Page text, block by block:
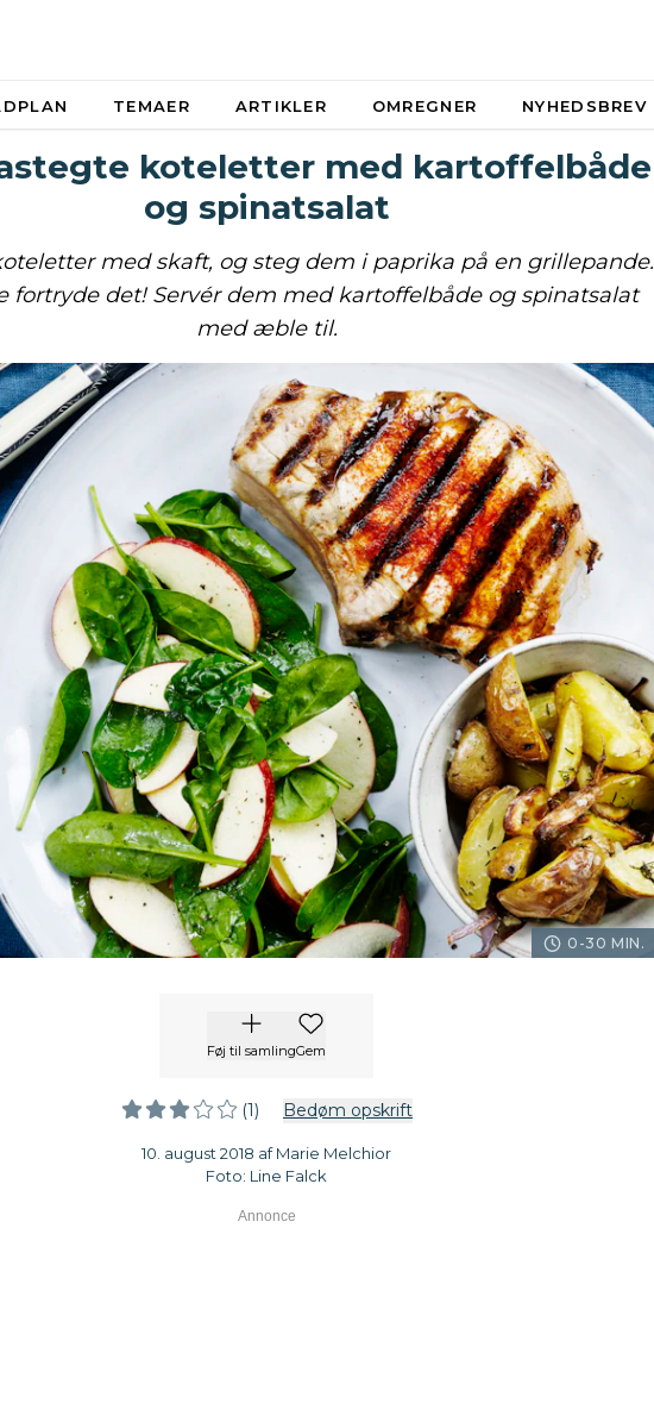
TEMAER ARTIKLER OMREGNER NYHEDSBREV
koteletter med kartoffelbåde
og spinatsalat
med skaft, og steg dem i paprika på en grillepande.
fortryde det! Servér dem med kartoffelbåde og spinatsalat
med æble til.
0-30 MIN.
Føj til samlingGem
(1) Bedøm opskrift
10. august 2018 af Marie Melchior
Foto: Line Falck